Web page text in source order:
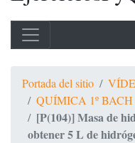
Portada del sitio
QUÍMICA 1º BACH
[P(104)] Masa de
obtener 5 L de